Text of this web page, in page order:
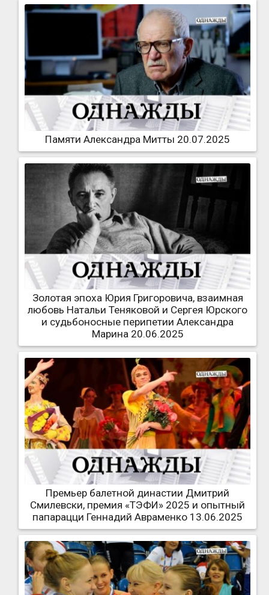
Памяти Александра Митты 20.07.2025
Золотая эпоха Юрия Григоровича, взаимная
любовь Натальи Теняковой и Сергея Юрского
и судьбоносные перипетии Александра
Марина 20.06.2025
Премьер балетной династии Дмитрий
Смилевски, премия «ТЭФИ» 2025 и опытный
папарацци Геннадий Авраменко 13.06.2025